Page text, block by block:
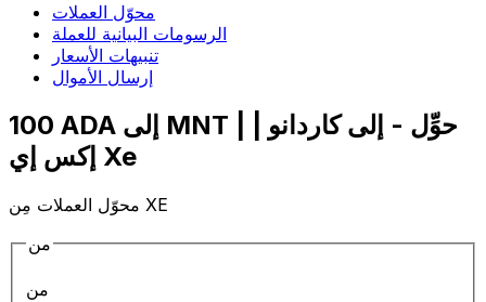
محوّل العملات
الرسومات البيانية للعملة
تنبيهات الأسعار
إرسال الأموال
100 ADA إلى MNT | حوِّل - إلى كاردانو |
إكس إي Xe
محوّل العملات مِن XE
من
من